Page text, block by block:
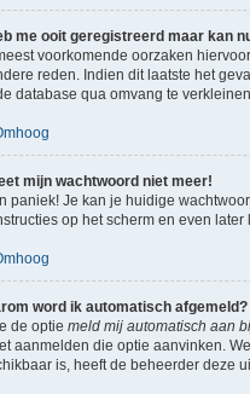
me ooit geregistreerd maar kan
voorkomende oorzaken
reden. Indien dit laatste het
database qua omvang te
mijn wachtwoord niet meer!
paniek! Je kan je huidige
op het scherm en even
word ik automatisch afgemeld?
de optie meld mij automatisch aan
aanmelden die optie aanvinken.
is, heeft de beheerder deze